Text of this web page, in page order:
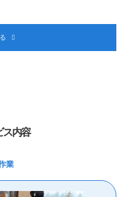
ス内容
業